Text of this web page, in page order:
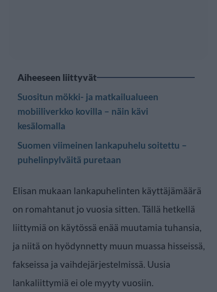
Aiheeseen liittyvät
Suositun mökki- ja matkailualueen
mobiiliverkko kovilla – näin kävi
kesälomalla
Suomen viimeinen lankapuhelu soitettu –
puhelinpylväitä puretaan
Elisan mukaan lankapuhelinten käyttäjämäärä
on romahtanut jo vuosia sitten. Tällä hetkellä
liittymiä on käytössä enää muutamia tuhansia,
ja niitä on hyödynnetty muun muassa hisseissä,
fakseissa ja vaihdejärjestelmissä. Uusia
lankaliittymiä ei ole myyty vuosiin.